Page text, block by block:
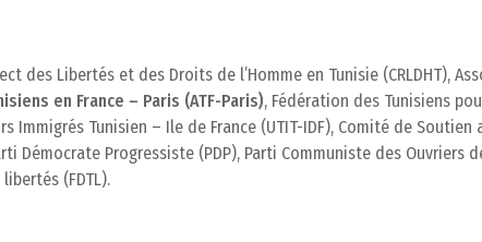
des Libertés et des Droits de l’Homme en Tunisie (CRLDHT),
en France – Paris (ATF-Paris), Fédération des Tunisiens
Immigrés Tunisien – Ile de France (UTIT-IDF), Comité de Soutien
Démocrate Progressiste (PDP), Parti Communiste des Ouvriers
(FDTL).